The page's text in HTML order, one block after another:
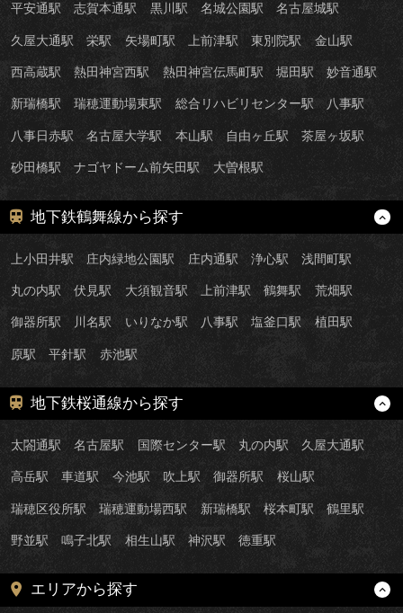
平安通駅 志賀本通駅 黒川駅 名城公園駅 名古屋城駅
久屋大通駅 栄駅 矢場町駅 上前津駅 東別院駅 金山駅
西高蔵駅 熱田神宮西駅 熱田神宮伝馬町駅 堀田駅 妙音通駅
新瑞橋駅 瑞穂運動場東駅 総合リハビリセンター駅 八事駅
八事日赤駅 名古屋大学駅 本山駅 自由ヶ丘駅 茶屋ヶ坂駅
砂田橋駅 ナゴヤドーム前矢田駅 大曽根駅
地下鉄鶴舞線から探す
上小田井駅 庄内緑地公園駅 庄内通駅 浄心駅 浅間町駅
丸の内駅 伏見駅 大須観音駅 上前津駅 鶴舞駅 荒畑駅
御器所駅 川名駅 いりなか駅 八事駅 塩釜口駅 植田駅
原駅 平針駅 赤池駅
地下鉄桜通線から探す
太閤通駅 名古屋駅 国際センター駅 丸の内駅 久屋大通駅
高岳駅 車道駅 今池駅 吹上駅 御器所駅 桜山駅
瑞穂区役所駅 瑞穂運動場西駅 新瑞橋駅 桜本町駅 鶴里駅
野並駅 鳴子北駅 相生山駅 神沢駅 徳重駅
エリアから探す